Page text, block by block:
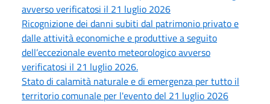
avverso verificatosi il 21 luglio 2026
Ricognizione dei danni subiti dal patrimonio privato e
dalle attività economiche e produttive a seguito
dell’eccezionale evento meteorologico avverso
verificatosi il 21 luglio 2026.
Stato di calamità naturale e di emergenza per tutto il
territorio comunale per l'evento del 21 luglio 2026